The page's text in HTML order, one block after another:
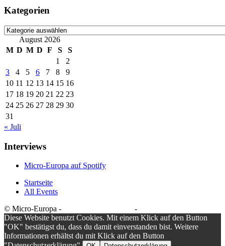
Kategorien
Kategorien
August 2026
M D M D F S
S
1
2
3
4 5 6 7 8
9
10 11 12 13 14 15 16
17 18 19 20 21 22 23
24 25 26 27 28 29 30
31
« Juli
Interviews
Micro-Europa auf Spotify
Startseite
All Events
© Micro-Europa -
-
Diese Website benutzt Cookies. Mit einem Klick auf den Button
"OK" bestätigst du, dass du damit einverstanden bist. Weitere
Informationen erhältst du mit Klick auf den Button